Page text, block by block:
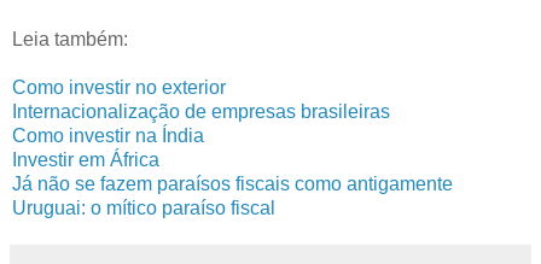
Leia também:
Como investir no exterior
Internacionalização de empresas brasileiras
Como investir na Índia
Investir em África
Já não se fazem paraísos fiscais como antigamente
Uruguai: o mítico paraíso fiscal